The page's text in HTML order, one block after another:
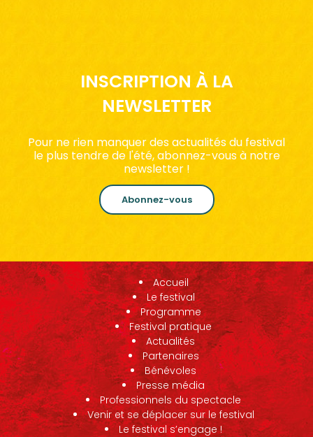
INSCRIPTION À LA
NEWSLETTER
Pour ne rien manquer des actualités du festival
le plus tendre de l'été, abonnez-vous à notre
newsletter !
Abonnez-vous
Accueil
Le festival
Programme
Festival pratique
Actualités
Partenaires
Bénévoles
Presse média
Professionnels du spectacle
Venir et se déplacer sur le festival
Le festival s’engage !